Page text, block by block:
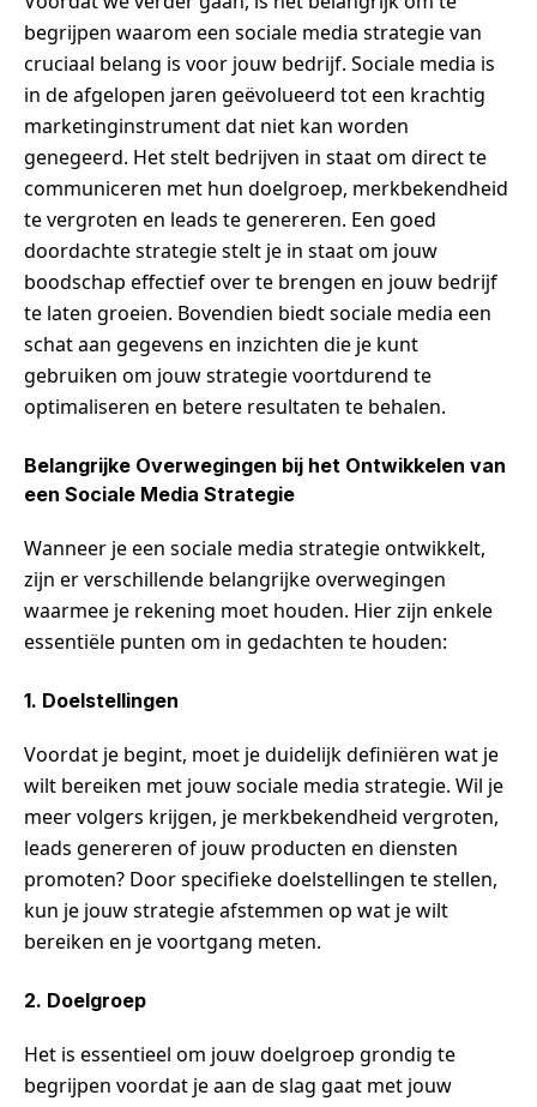
begrijpen waarom een sociale media strategie van
cruciaal belang is voor jouw bedrijf. Sociale media is
in de afgelopen jaren geëvolueerd tot een krachtig
marketinginstrument dat niet kan worden
genegeerd. Het stelt bedrijven in staat om direct te
communiceren met hun doelgroep, merkbekendheid
te vergroten en leads te genereren. Een goed
doordachte strategie stelt je in staat om jouw
boodschap effectief over te brengen en jouw bedrijf
te laten groeien. Bovendien biedt sociale media een
schat aan gegevens en inzichten die je kunt
gebruiken om jouw strategie voortdurend te
optimaliseren en betere resultaten te behalen.
Belangrijke Overwegingen bij het Ontwikkelen van
een Sociale Media Strategie
Wanneer je een sociale media strategie ontwikkelt,
zijn er verschillende belangrijke overwegingen
waarmee je rekening moet houden. Hier zijn enkele
essentiële punten om in gedachten te houden:
1. Doelstellingen
Voordat je begint, moet je duidelijk definiëren wat je
wilt bereiken met jouw sociale media strategie. Wil je
meer volgers krijgen, je merkbekendheid vergroten,
leads genereren of jouw producten en diensten
promoten? Door specifieke doelstellingen te stellen,
kun je jouw strategie afstemmen op wat je wilt
bereiken en je voortgang meten.
2. Doelgroep
Het is essentieel om jouw doelgroep grondig te
begrijpen voordat je aan de slag gaat met jouw